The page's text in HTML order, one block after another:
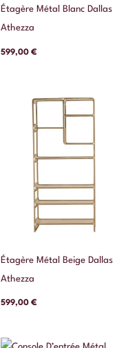
Étagère Métal Blanc Dallas
Athezza
599,00 €
Étagère Métal Beige Dallas
Athezza
599,00 €